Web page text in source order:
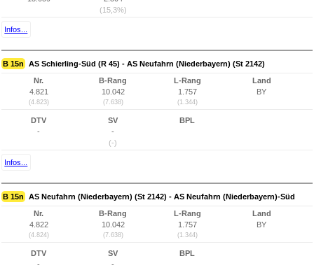
(15,3%)
Infos...
B 15n AS Schierling-Süd (R 45) - AS Neufahrn (Niederbayern) (St 2142)
Nr.
4.821
(4.823)
B-Rang
10.042
(7.638)
L-Rang
1.757
(1.344)
Land
BY
DTV
-
SV
-
(-)
BPL
Infos...
B 15n AS Neufahrn (Niederbayern) (St 2142) - AS Neufahrn (Niederbayern)-Süd
Nr.
4.822
(4.824)
B-Rang
10.042
(7.638)
L-Rang
1.757
(1.344)
Land
BY
DTV
-
SV
-
BPL